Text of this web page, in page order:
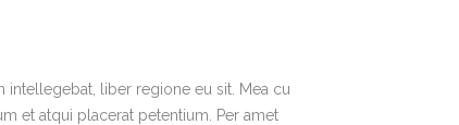
intellegebat, liber regione eu sit. Mea cu
et atqui placerat petentium. Per amet